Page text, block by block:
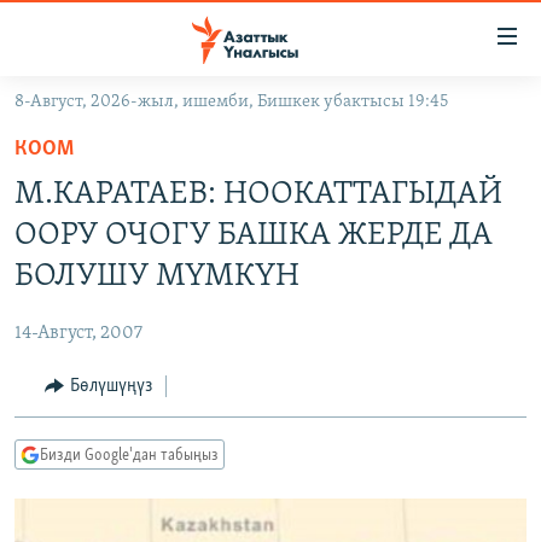
Навигацияга
өтүңүз
Издөөгө
салыңыз
САЯСАТ
МАДАНИЯТ
ДҮЙНӨ
УКРАИНА
ТВ ПРОГРАММАЛАР
БҮГҮН АЗАТТЫКТА
ПОДКАСТ
Русский
8-Август, 2026-жыл, ишемби, Бишкек убактысы 19:45
КООМ
М.КАРАТАЕВ: НООКАТТАГЫДАЙ
ООРУ ОЧОГУ БАШКА ЖЕРДЕ ДА
БОЛУШУ МҮМКҮН
14-Август, 2007
Бөлүшүңүз
Бизди Google'дан табыңыз